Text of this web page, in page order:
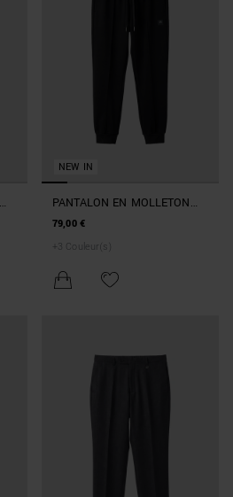
NEW IN
PANTALON EN MOLLETON
NOIR CARROT FIT EN
MÉTALLIQUE
79,00 €
+ 3 Couleur(s)